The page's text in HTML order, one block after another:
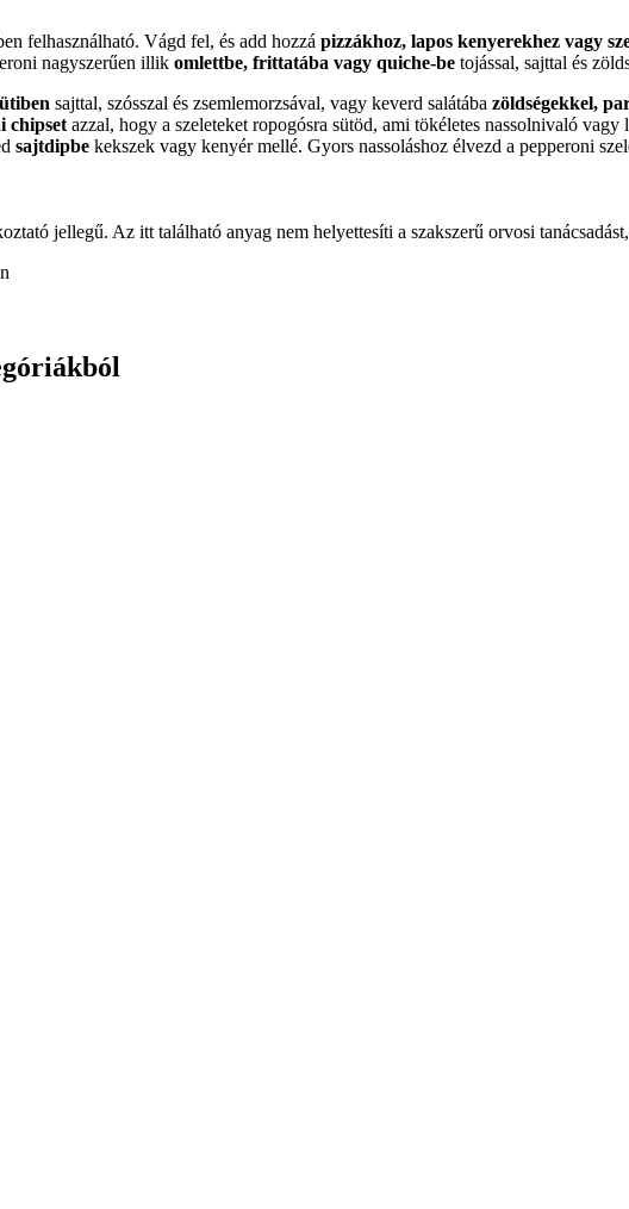
felhasználható. Vágd fel, és add hozzá pizzákhoz, lapos kenyerekhez vagy
nagyszerűen illik omlettbe, frittatába vagy quiche-be tojással, sajttal és
sajttal, szósszal és zsemlemorzsával, vagy keverd salátába zöldségekkel,
chipset azzal, hogy a szeleteket ropogósra sütöd, ami tökéletes nassolnivaló
sajtdipbe kekszek vagy kenyér mellé. Gyors nassoláshoz élvezd a pepperoni
jellegű. Az itt található anyag nem helyettesíti a szakszerű orvosi